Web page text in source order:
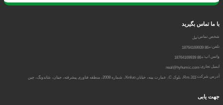
با ما تماس بگیرید
شخص تماس:نیل
تلفن:+86 18764169939
واتس اپ:+86 18764169939
ایمیل تجاری:neal@hyhumic.com
آدرس شرکت:Rm.311، بلوک C، عمارت یینه، خیابان Xinluo، شماره 2008، منطقه فناوری پیشرفته، جینان، شاندونگ، چین
جهت یابی